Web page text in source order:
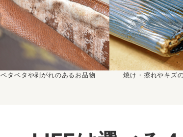
ベタベタや剥がれのあるお品物 焼け・擦れやキズ